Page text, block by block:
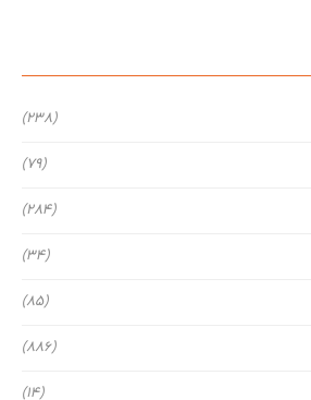
(238)
(79)
(284)
(34)
(85)
(886)
(14)